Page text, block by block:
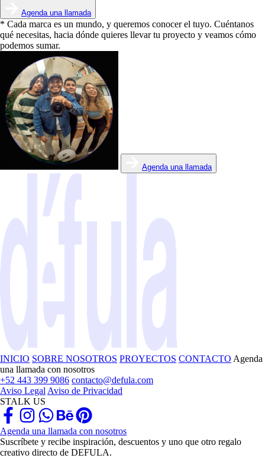
Agenda una llamada
* Cada marca es un mundo, y queremos conocer el tuyo. Cuéntanos
qué necesitas, hacia dónde quieres llevar tu proyecto y veamos cómo
podemos sumar.
Agenda una llamada
INICIO SOBRE NOSOTROS PROYECTOS CONTACTO Agenda
una llamada con nosotros
+52 443 399 9086 contacto@defula.com
Aviso Legal Aviso de Privacidad
STALK US
Agenda una llamada con nosotros
Suscríbete y recibe inspiración, descuentos y uno que otro regalo
creativo directo de DEFULA.